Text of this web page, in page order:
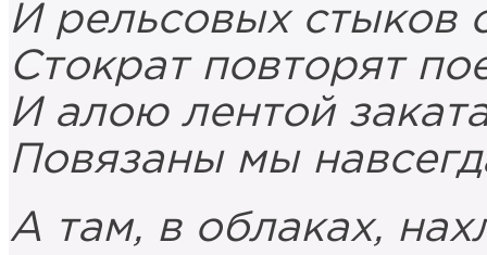
И рельсовых стыков
Стократ повторят
И алою лентой
Повязаны мы
А там, в облаках,